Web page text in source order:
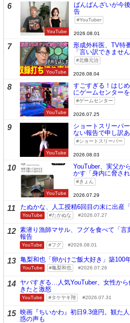
6
YouTube
ばんばんざいが今
告
YouTuber
2026.08.01
7
YouTube
形成外科医、TV特
「言い訳できませ
北條元治
2026.08.04
8
YouTube
すごすぎる！はじ
にゲームセンター
ゲームセンター
2026.07.25
9
YouTube
ショートスリーパ
ない報告で申し訳あ
ショートスリーパー
2026.08.03
10
YouTube
YouTuber、実父か
かす「身内に脅され
きょん
2026.07.29
11 たぬかな、人工授精6回目の末に出産
YouTube たかぬな 2026.07.27
12 素潜り漁師マサル、フグを食べて「言
報告
YouTube フグ 2026.08.01
13 亀梨和也「卵かけご飯大好き」築100
YouTube 亀梨和也 2026.07.26
14 ヤバすぎる…人気YouTuber、女性か
きたと激怒
YouTube タケヤキ翔 2026.07.31
15 映画『ちいかわ』初日9.3億円。観た
惑の声も